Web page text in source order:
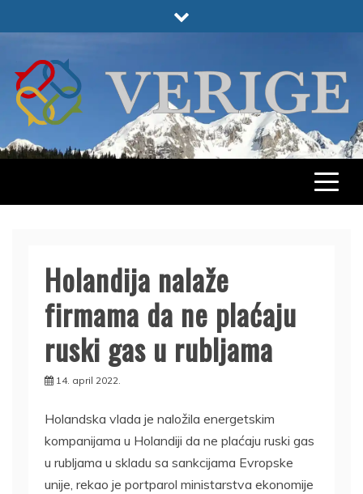
to
VERIGE
ODABRANO
Holandija nalaže
firmama da ne plaćaju
ruski gas u rubljama
14. april 2022.
Holandska vlada je naložila energetskim
kompanijama u Holandiji da ne plaćaju ruski gas
u rubljama u skladu sa sankcijama Evropske
unije, rekao je portparol ministarstva ekonomije